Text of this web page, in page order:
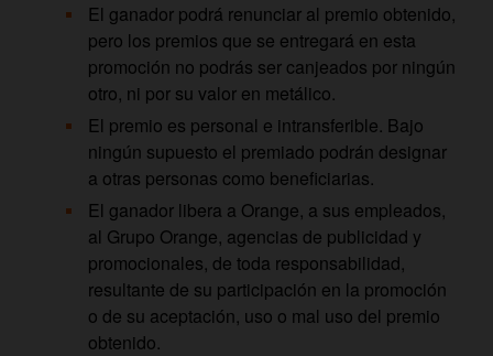
El ganador podrá renunciar al premio obtenido,
pero los premios que se entregará en esta
promoción no podrás ser canjeados por ningún
otro, ni por su valor en metálico.
El premio es personal e intransferible. Bajo
ningún supuesto el premiado podrán designar
a otras personas como beneficiarias.
El ganador libera a Orange, a sus empleados,
al Grupo Orange, agencias de publicidad y
promocionales, de toda responsabilidad,
resultante de su participación en la promoción
o de su aceptación, uso o mal uso del premio
obtenido.